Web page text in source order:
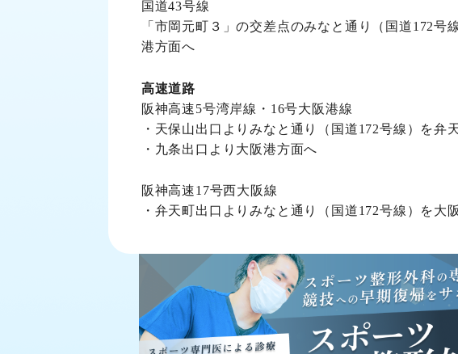
国道43号線
「市岡元町３」の交差点のみなと通り（国道172号
港方面へ
高速道路
阪神高速5号湾岸線・16号大阪港線
・天保山出口よりみなと通り（国道172号線）を弁
・九条出口より大阪港方面へ
阪神高速17号西大阪線
・弁天町出口よりみなと通り（国道172号線）を大